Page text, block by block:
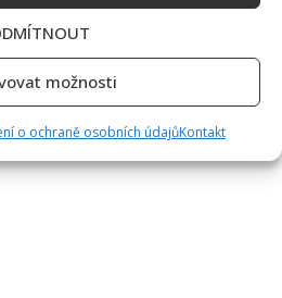
možnosti
o ochraně osobních údajůKontakt